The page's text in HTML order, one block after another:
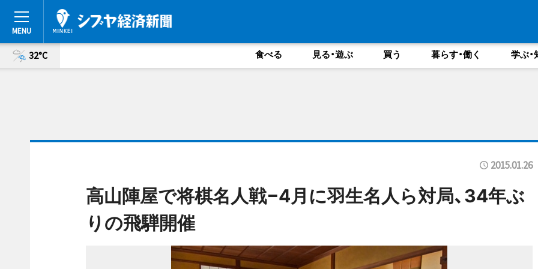
32°C 食べる 見る・遊ぶ 買う 暮らす・働く 学ぶ・
2015.01.26
高山陣屋で将棋名人戦−4月に羽生名人ら対局、34年ぶ
りの飛騨開催